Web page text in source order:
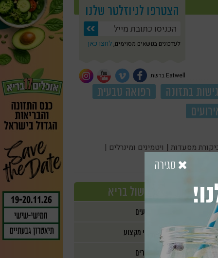
הצטרפו לניוזלטר שלנו
לעדכונים בנושאים מסוימים, לחצו כאן
Eatwell ברשת
גישות בתזונה
רפואה טבעית
מסעדות | ויטמינים ומינרלים |
בישול בריא
אירועים
אנשי מקצוע
מאמרים
סגירה